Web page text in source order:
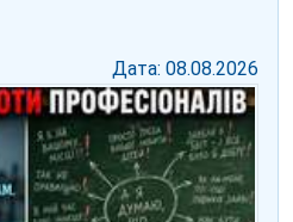
Дата: 08.08.2026